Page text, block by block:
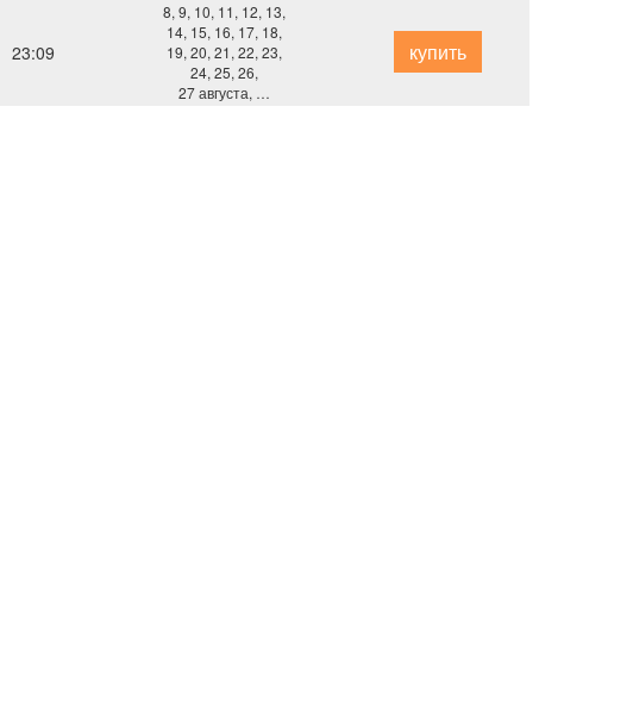
23:09
8, 9, 10, 11, 12, 13,
14, 15, 16, 17, 18,
19, 20, 21, 22, 23,
24, 25, 26,
27 августа, …
купить